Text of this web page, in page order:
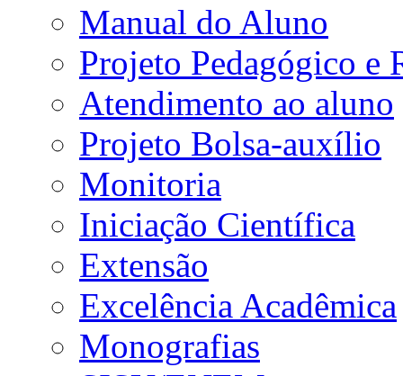
Manual do Aluno
Projeto Pedagógico e
Atendimento ao aluno
Projeto Bolsa-auxílio
Monitoria
Iniciação Científica
Extensão
Excelência Acadêmica
Monografias